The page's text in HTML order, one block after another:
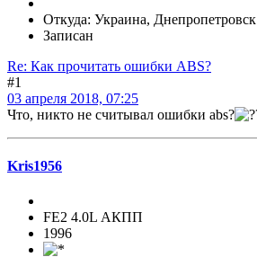
Откуда: Украина, Днепропетровск
Записан
Re: Как прочитать ошибки ABS?
#1
03 апреля 2018, 07:25
Что, никто не считывал ошибки abs?
Kris1956
FE2 4.0L АКПП
1996